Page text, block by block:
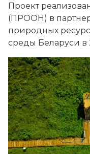
Проект
(ПРООН) в
природных
среды Беларуси в